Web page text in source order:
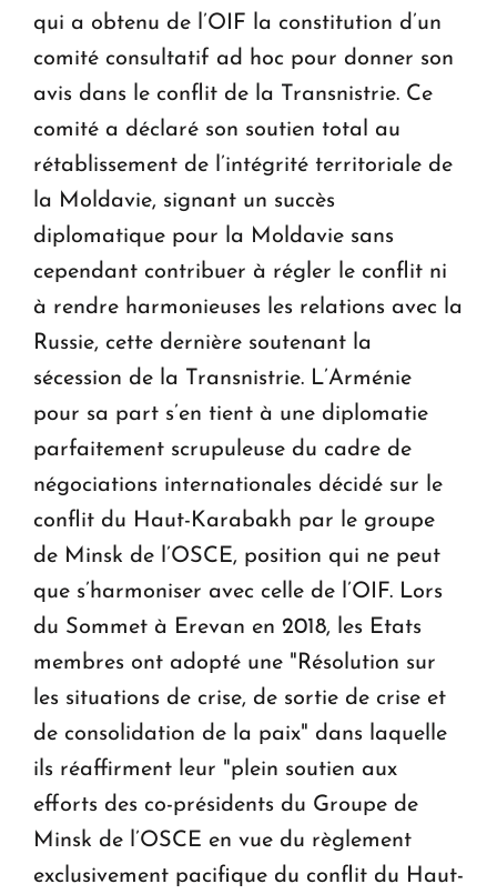
qui a obtenu de l’OIF la constitution d’un
comité consultatif ad hoc pour donner son
avis dans le conflit de la Transnistrie. Ce
comité a déclaré son soutien total au
rétablissement de l’intégrité territoriale de
la Moldavie, signant un succès
diplomatique pour la Moldavie sans
cependant contribuer à régler le conflit ni
à rendre harmonieuses les relations avec la
Russie, cette dernière soutenant la
sécession de la Transnistrie. L’Arménie
pour sa part s’en tient à une diplomatie
parfaitement scrupuleuse du cadre de
négociations internationales décidé sur le
conflit du Haut-Karabakh par le groupe
de Minsk de l’OSCE, position qui ne peut
que s’harmoniser avec celle de l’OIF. Lors
du Sommet à Erevan en 2018, les Etats
membres ont adopté une "Résolution sur
les situations de crise, de sortie de crise et
de consolidation de la paix" dans laquelle
ils réaffirment leur "plein soutien aux
efforts des co-présidents du Groupe de
Minsk de l’OSCE en vue du règlement
exclusivement pacifique du conflit du Haut-